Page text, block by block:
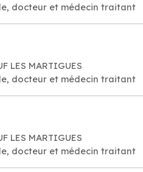
docteur et médecin traitant
LES MARTIGUES
docteur et médecin traitant
LES MARTIGUES
docteur et médecin traitant